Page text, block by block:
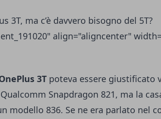
3T, ma c’è davvero bisogno del 5T?
align="aligncenter"
3T poteva essere giustificato
Snapdragon 821, ma la
modello 836. Se ne era parlato nel